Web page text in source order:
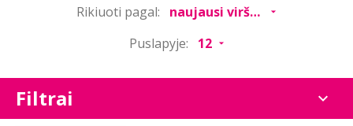
Rikiuoti pagal:
Puslapyje:
Filtrai